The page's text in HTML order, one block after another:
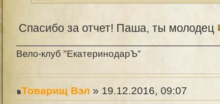
Спасибо за отчет! Паша, ты молодец
Вело-клуб "ЕкатеринодарЪ"
Товарищ Вэл » 19.12.2016, 09:07